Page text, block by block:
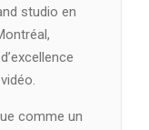
studio en
comme un